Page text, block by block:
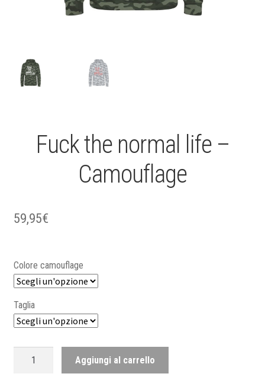
Fuck the normal life –
Camouflage
59,95€
Colore camouflage
Taglia
Aggiungi al carrello